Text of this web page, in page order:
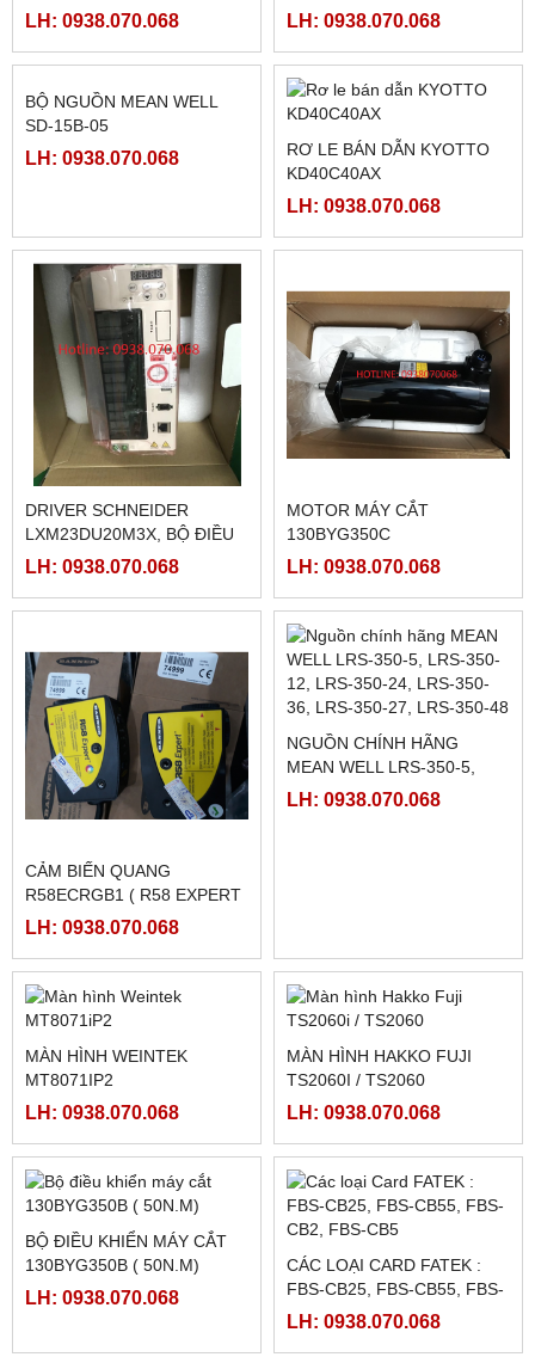
MÀN HÌNH PROFACE
LH: 0938.070.068
HMI WEINTEK MT8072IP ,
7INCH ETHERNET
LH: 0938.070.068
BỘ ĐIỀU KHIỂN MÁY CẮT
HB-B3CD
LH: 0938.070.068
BỘ ĐIỀU KHIỂN MÁY CẮT
BJ-B3C
BỘ NGUỒN MEAN WELL
SD-15B-05
RƠ LE BÁN DẪN KYOTTO
KD40C40AX
LXM23DU20M3X, BỘ ĐIỀU
KHIỂN SERVO
LXM23DU20M3X
LH: 0938.070.068
130BYG350C
LH: 0938.070.068